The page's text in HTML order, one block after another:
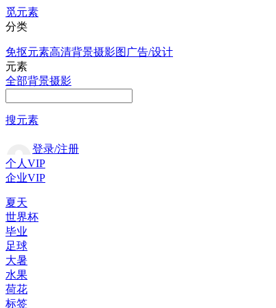
觅元素
分类
免抠元素高清背景摄影图 广告/设计
元素
全部背景摄影
搜元素
登录/注册
个人VIP
企业VIP
夏天
世界杯
毕业
足球
大暑
水果
荷花
标签